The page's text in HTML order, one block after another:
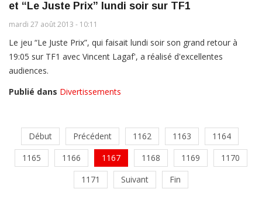
et “Le Juste Prix” lundi soir sur TF1
mardi 27 août 2013 - 10:11
Le jeu “Le Juste Prix”, qui faisait lundi soir son grand retour à
19:05 sur TF1 avec Vincent Lagaf', a réalisé d'excellentes
audiences.
Publié dans Divertissements
Début Précédent 1162 1163
1164
1165
1166 1167 1168 1169
1170
1171
Suivant Fin